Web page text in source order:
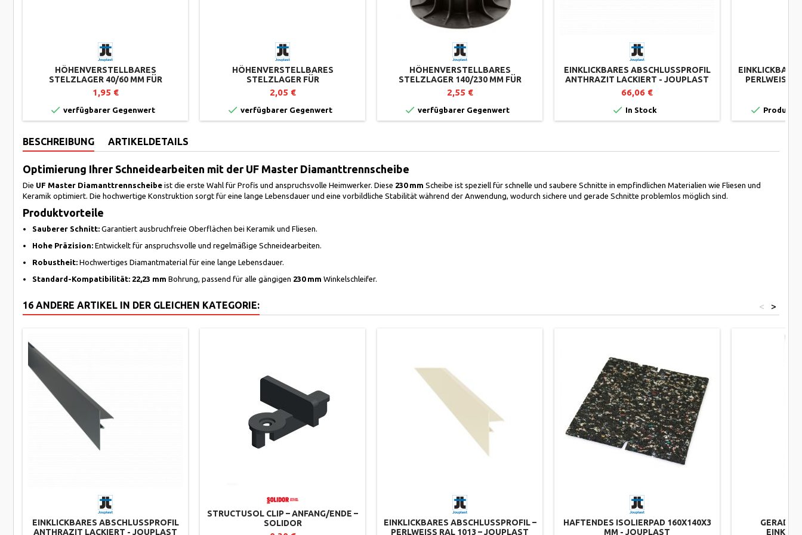
HÖHENVERSTELLBARES
STELZLAGER 40/60 MM FÜR
PLATTENTERRASSEN ESSENTIEL-
REIHE JOUPLAST
1,95 €
 verfügbarer Gegenwert
HÖHENVERSTELLBARES
STELZLAGER FÜR
PLATTENTERRASSEN 50/80 MM -
ESSENTIEL-REIHE - JOUPLAST
2,05 €
 verfügbarer Gegenwert
HÖHENVERSTELLBARES
STELZLAGER 140/230 MM FÜR
FLIESENTERRASSEN ESSENTIEL-
REIHE - JOUPLAST
2,55 €
 verfügbarer Gegenwert
EINKLICKBARES ABSCHLUSSPROFIL
ANTHRAZIT LACKIERT - JOUPLAST
66,06 €
 In Stock
PERLWEISS
 Product
BESCHREIBUNG ARTIKELDETAILS
Optimierung Ihrer Schneidearbeiten mit der UF Master Diamanttrennscheibe
Die UF Master Diamanttrennscheibe ist die erste Wahl für Profis und anspruchsvolle Heimwerker. Diese 230 mm Scheibe ist speziell für schnelle und saubere Schnitte in empfindlichen Materialien wie Fliesen und
Keramik optimiert. Die hochwertige Konstruktion sorgt für eine lange Lebensdauer und eine vorbildliche Stabilität während der Anwendung, wodurch sichere und gerade Schnitte problemlos möglich sind.
Produktvorteile
Sauberer Schnitt: Garantiert ausbruchfreie Oberflächen bei Keramik und Fliesen.
Hohe Präzision: Entwickelt für anspruchsvolle und regelmäßige Schneidearbeiten.
Robustheit: Hochwertiges Diamantmaterial für eine lange Lebensdauer.
Standard-Kompatibilität: 22,23 mm Bohrung, passend für alle gängigen 230 mm Winkelschleifer.
16 ANDERE ARTIKEL IN DER GLEICHEN KATEGORIE: >
<
EINKLICKBARES ABSCHLUSSPROFIL
ANTHRAZIT LACKIERT - JOUPLAST
STRUCTUSOL CLIP – ANFANG/ENDE –
SOLIDOR
EINKLICKBARES ABSCHLUSSPROFIL –
PERLWEISS RAL 1013 – JOUPLAST
HAFTENDES ISOLIERPAD 160X140X3
MM - JOUPLAST
GERADE